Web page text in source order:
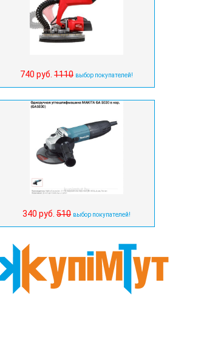
740 руб. 1110 выбор покупателей!
340 руб. 510 выбор покупателей!